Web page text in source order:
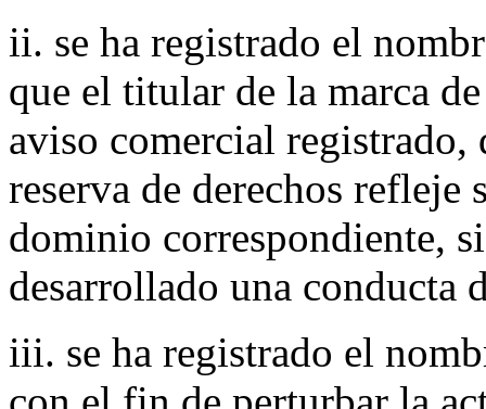
ii. se ha registrado el
que el titular de la marca
aviso comercial
reserva de derechos
dominio correspondiente,
desarrollado una conducta
iii. se ha registrado el